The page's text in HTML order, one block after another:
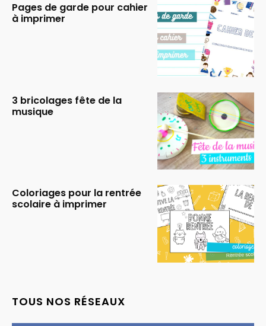
Pages de garde pour cahier
à imprimer
3 bricolages fête de la
musique
Coloriages pour la rentrée
scolaire à imprimer
TOUS NOS RÉSEAUX